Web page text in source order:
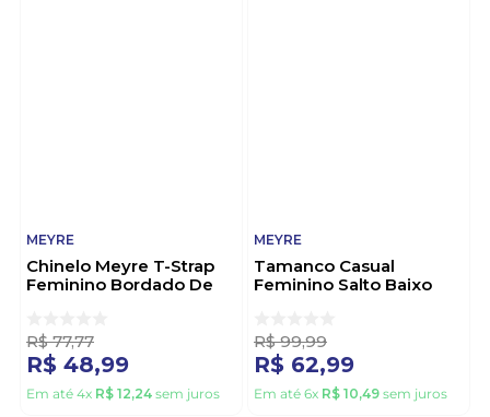
MEYRE
Chinelo Meyre T-Strap
Feminino Bordado De
R$ 77,77
R$ 48,99
Em até 4x R$ 12,24 sem juros
MEYRE
Tamanco Casual
Feminino Salto Baixo
R$ 99,99
R$ 62,99
Em até 6x R$ 10,49 sem juros